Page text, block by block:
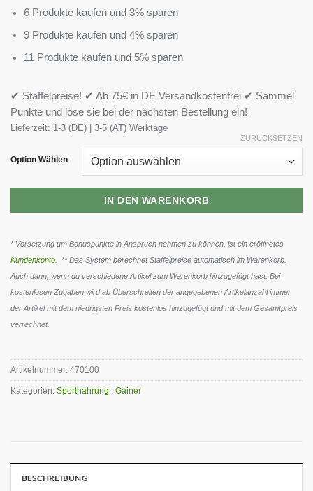
6 Produkte kaufen und 3% sparen
9 Produkte kaufen und 4% sparen
11 Produkte kaufen und 5% sparen
✔ Staffelpreise! ✔ Ab 75€ in DE Versandkostenfrei ✔ Sammel
Punkte und löse sie bei der nächsten Bestellung ein!
Lieferzeit: 1-3 (DE) | 3-5 (AT) Werktage
Option Wählen
ZURÜCKSETZEN
IN DEN WARENKORB
* Vorsetzung um Bonuspunkte in Anspruch nehmen zu können, ist ein eröffnetes
Kundenkonto . ** Das System berechnet Staffelpreise automatisch im Warenkorb.
Auch dann, wenn du verschiedene Artikel zum Warenkorb hinzugefügt hast. Bei
kostenlosen Zugaben wird ab Überschreiten der angegebenen Artikelanzahl immer
der Artikel mit dem niedrigsten Preis kostenlos hinzugefügt und mit dem Gesamtpreis
verrechnet.
Artikelnummer: 470100
Kategorien: Sportnahrung , Gainer
BESCHREIBUNG